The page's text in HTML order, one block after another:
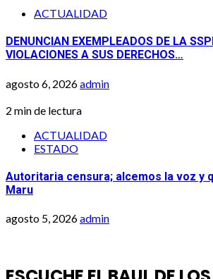
ACTUALIDAD
DENUNCIAN EXEMPLEADOS DE LA
VIOLACIONES A SUS DERECHOS…
agosto 6, 2026admin
2 min de lectura
ACTUALIDAD
ESTADO
Autoritaria censura; alcemos la voz y
Maru
agosto 5, 2026admin